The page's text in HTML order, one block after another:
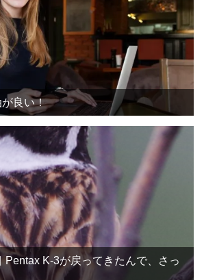
良い！
Pentax K-3が戻ってきたんで、さっ